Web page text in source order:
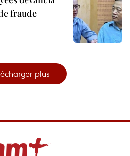
fraude
plus